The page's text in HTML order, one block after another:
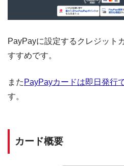
PayPayに設定するクレジット
すすめです。
また PayPayカードは即日発行
す。
カード概要